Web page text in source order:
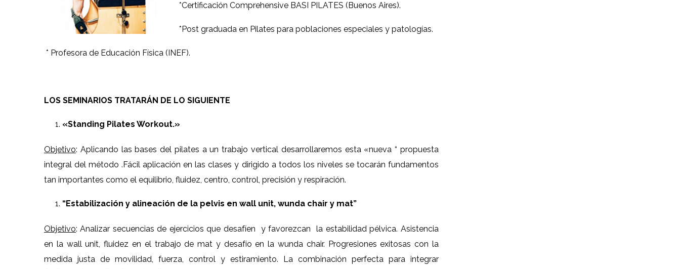
*Certificación Comprehensive BASI PILATES (Buenos Aires).
*Post graduada en Pilates para poblaciones especiales y patologías.
* Profesora de Educación Física (INEF).
LOS SEMINARIOS TRATARÁN DE LO SIGUIENTE
«Standing Pilates Workout.»
Objetivo: Aplicando las bases del pilates a un trabajo vertical desarrollaremos esta «nueva “ propuesta
integral del método .Fácil aplicación en las clases y dirigido a todos los niveles se tocarán fundamentos
tan importantes como el equilibrio, fluidez, centro, control, precisión y respiración.
“Estabilización y alineación de la pelvis en wall unit, wunda chair y mat”
Objetivo: Analizar secuencias de ejercicios que desafíen y favorezcan la estabilidad pélvica. Asistencia
en la wall unit, fluidez en el trabajo de mat y desafío en la wunda chair. Progresiones exitosas con la
medida justa de movilidad, fuerza, control y estiramiento. La combinación perfecta para integrar